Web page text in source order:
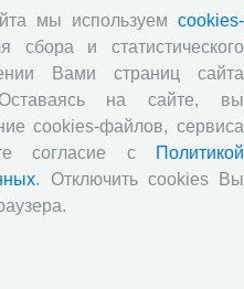
ИНП РАН)
Все сообщения »
«Вологодчина
север», № 74, 11
обзор
мы используем cookies-
и статистического
Вами страниц сайта
на сайте, вы
cookies-файлов, сервиса
согласие с
Политикой
. Отключить cookies Вы